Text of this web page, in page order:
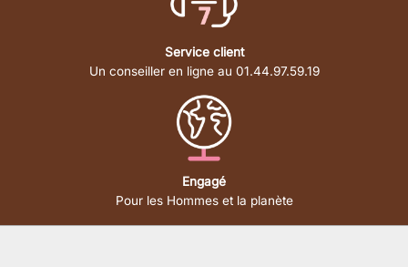
Service client
Un conseiller en ligne au 01.44.97.59.19
Engagé
Pour les Hommes et la planète